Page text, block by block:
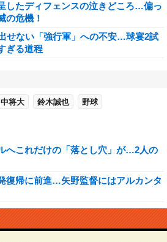
したディフェンスの泣きどころ…偏っ
の危機！
せない「強行軍」への不安…球宴2試
ぎる道程
中将大 鈴木誠也 野球
へこれだけの「落とし穴」が…2人の
復帰に前進…矢野監督にはアルカンタ